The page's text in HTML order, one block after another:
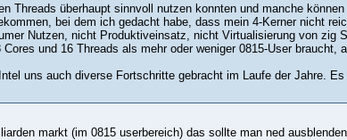
Threads überhaupt sinnvoll nutzen konnten und manche
bei dem ich gedacht habe, dass mein 4-Kerner nicht
Nutzen, nicht Produktiveinsatz, nicht Virtualisierung von zig
und 16 Threads als mehr oder weniger 0815-User braucht,
uns auch diverse Fortschritte gebracht im Laufe der Jahre.
markt (im 0815 userbereich) das sollte man ned ausblenden